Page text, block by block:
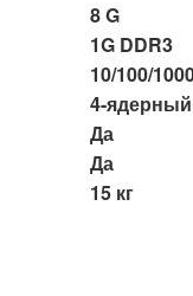
8 G
1G DDR3
10/100/
4-ядерный
Да
Да
15 кг